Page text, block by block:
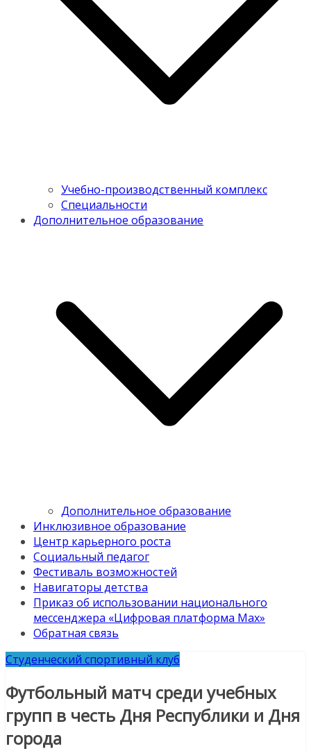
Учебно-производственный комплекс
Специальности
Дополнительное образование
Дополнительное образование
Инклюзивное образование
Центр карьерного роста
Социальный педагог
Фестиваль возможностей
Навигаторы детства
Приказ об использовании национального
мессенджера «Цифровая платформа Мах»
Обратная связь
Студенческий спортивный клуб
Футбольный матч среди учебных
групп в честь Дня Республики и Дня
города